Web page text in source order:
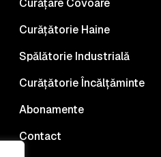
Curățare Covoare
Curățătorie Haine
Spălătorie Industrială
Curățătorie Încălțăminte
Abonamente
Contact